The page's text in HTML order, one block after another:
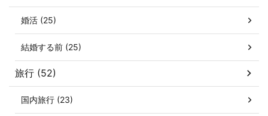
婚活 (25)
結婚する前 (25)
旅行 (52)
国内旅行 (23)